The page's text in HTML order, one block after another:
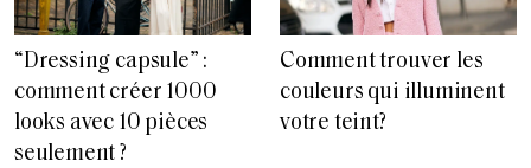
“Dressing capsule” :
comment créer 1000
looks avec 10 pièces
seulement ?
Comment trouver les
couleurs qui illuminent
votre teint?